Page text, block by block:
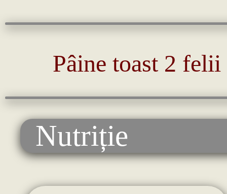
Pâine toast 2 felii
Nutriție